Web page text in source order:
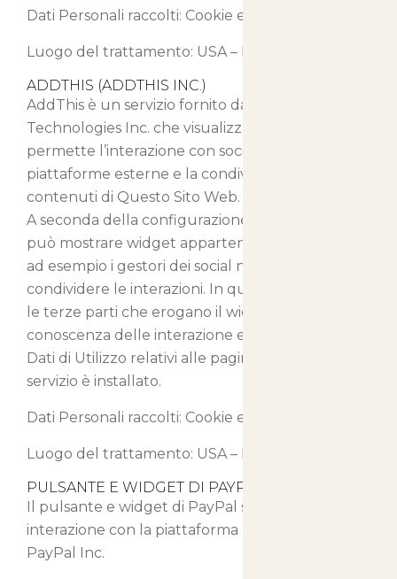
Dati Personali raccolti: Cookie e Dati di Utilizzo.
Luogo del trattamento: USA – Privacy Policy
ADDTHIS (ADDTHIS INC.)
AddThis è un servizio fornito da Clearspring
Technologies Inc. che visualizza un widget che
permette l’interazione con social network e
piattaforme esterne e la condivisione dei
contenuti di Questo Sito Web.
A seconda della configurazione, questo servizio
può mostrare widget appartenenti a terze parti,
ad esempio i gestori dei social network su cui
condividere le interazioni. In questo caso, anche
le terze parti che erogano il widget verranno a
conoscenza delle interazione effettuata e dei
Dati di Utilizzo relativi alle pagine in cui questo
servizio è installato.
Dati Personali raccolti: Cookie e Dati di Utilizzo.
Luogo del trattamento: USA – Privacy Policy
PULSANTE E WIDGET DI PAYPAL (PAYPAL)
Il pulsante e widget di PayPal sono servizi di
interazione con la piattaforma PayPal, forniti da
PayPal Inc.